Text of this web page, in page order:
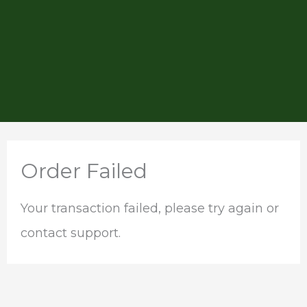
Order Failed
Your transaction failed, please try again or
contact support.